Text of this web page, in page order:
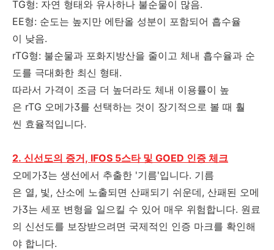
TG형: 자연 형태와 유사하나 불순물이 많음.
EE형: 순도는 높지만 에탄올 성분이 포함되어 흡수율
이 낮음.
rTG형: 불순물과 포화지방산을 줄이고 체내 흡수율과 순
도를 극대화한 최신 형태.
따라서 가격이 조금 더 높더라도 체내 이용률이 높
은 rTG 오메가3를 선택하는 것이 장기적으로 볼 때 훨
씬 효율적입니다.
2. 신선도의 증거, IFOS 5스타 및 GOED 인증 체크
오메가3는 생선에서 추출한 '기름'입니다. 기름
은 열, 빛, 산소에 노출되면 산패되기 쉬운데, 산패된 오메
가3는 세포 변형을 일으킬 수 있어 매우 위험합니다. 원료
의 신선도를 보장받으려면 국제적인 인증 마크를 확인해
야 합니다.